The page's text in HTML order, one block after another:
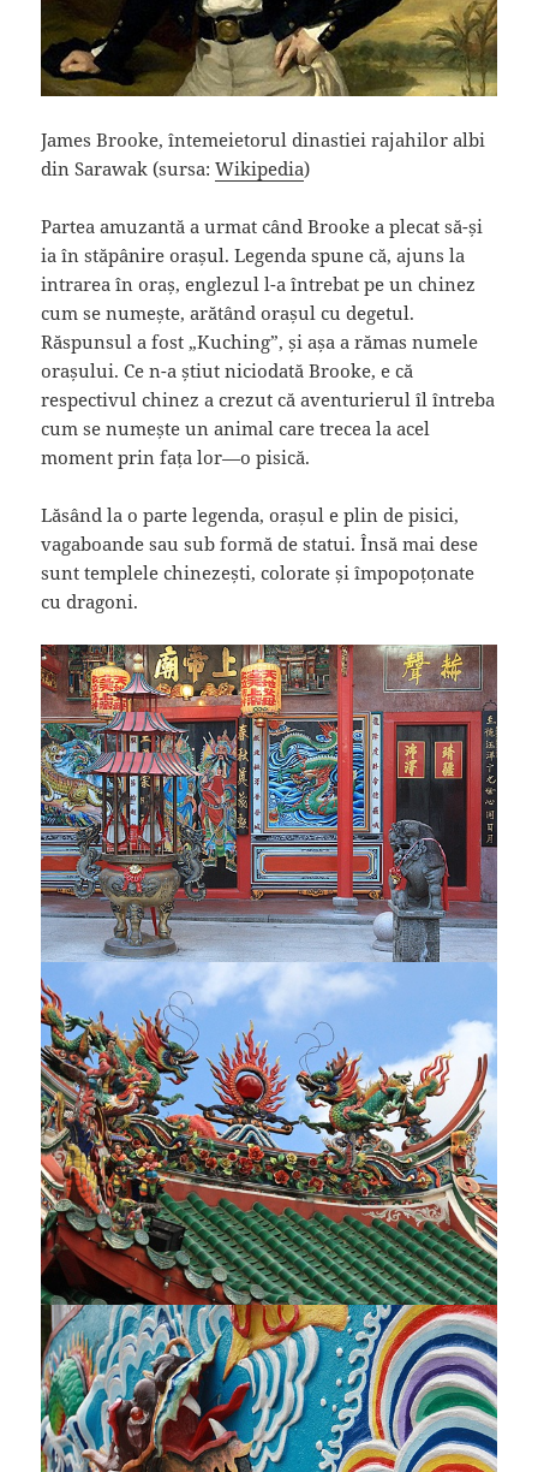
James Brooke, întemeietorul dinastiei rajahilor albi
din Sarawak (sursa:Wikipedia)
Partea amuzantă a urmat când Brooke a plecat să-și
ia în stăpânire orașul. Legenda spune că, ajuns la
intrarea în oraș, englezul l-a întrebat pe un chinez
cum se numește, arătând orașul cu degetul.
Răspunsul a fost „Kuching”, și așa a rămas numele
orașului. Ce n-a știut niciodată Brooke, e că
respectivul chinez a crezut că aventurierul îl întreba
cum se numește un animal care trecea la acel
moment prin fața lor—o pisică.
Lăsând la o parte legenda, orașul e plin de pisici,
vagaboande sau sub formă de statui. Însă mai dese
sunt templele chinezești, colorate și împopoțonate
cu dragoni.